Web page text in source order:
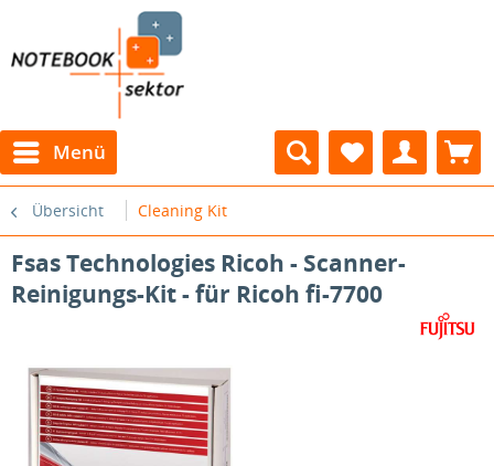
Menü
Übersicht Cleaning Kit
Fsas Technologies Ricoh - Scanner-
Reinigungs-Kit - für Ricoh fi-7700